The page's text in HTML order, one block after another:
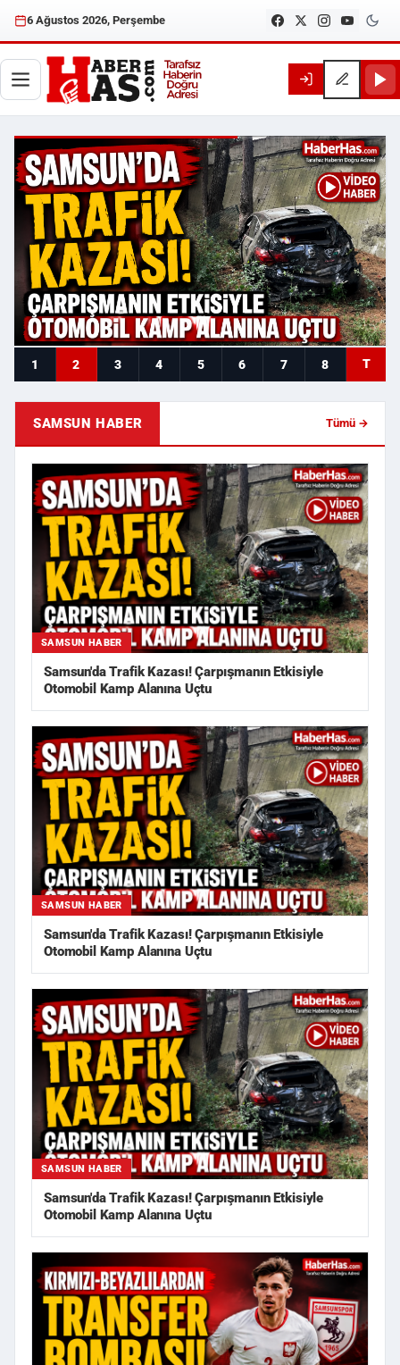
6 Ağustos 2026, Perşembe
Haberhas — Samsun Son
1 2 3 4 5 6 7 8 T
SAMSUN HABER Tümü →
SAMSUN HABER
Samsun'da Trafik Kazası! Çarpışmanın Etkisiyle
Otomobil Kamp Alanına Uçtu
SAMSUN HABER
Samsun'da Trafik Kazası! Çarpışmanın Etkisiyle
Otomobil Kamp Alanına Uçtu
SAMSUN HABER
Samsun'da Trafik Kazası! Çarpışmanın Etkisiyle
Otomobil Kamp Alanına Uçtu